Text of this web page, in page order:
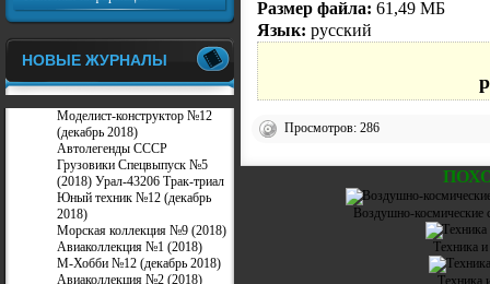
Размер файла: 61,49 МБ
Язык: русский
Просмотров: 286
Воздушно-
Техника
Техника
НОВЫЕ ЖУРНАЛЫ
Моделист-конструктор №12
(декабрь 2018)
Автолегенды СССР
Грузовики Спецвыпуск №5
(2018) Урал-43206 Трак-триал
Юный техник №12 (декабрь
2018)
Морская коллекция №9 (2018)
Авиаколлекция №1 (2018)
М-Хобби №12 (декабрь 2018)
Авиаколлекция №2 (2018)